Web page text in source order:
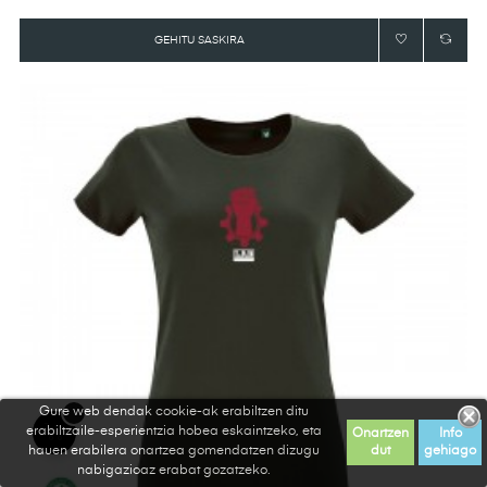
Gure web dendak cookie-ak erabiltzen ditu
erabiltzaile-esperientzia hobea eskaintzeko, eta
hauen erabilera onartzea gomendatzen dizugu
nabigazioaz erabat gozatzeko.
Onartzen
dut
Info
gehiago
GEHITU SASKIRA